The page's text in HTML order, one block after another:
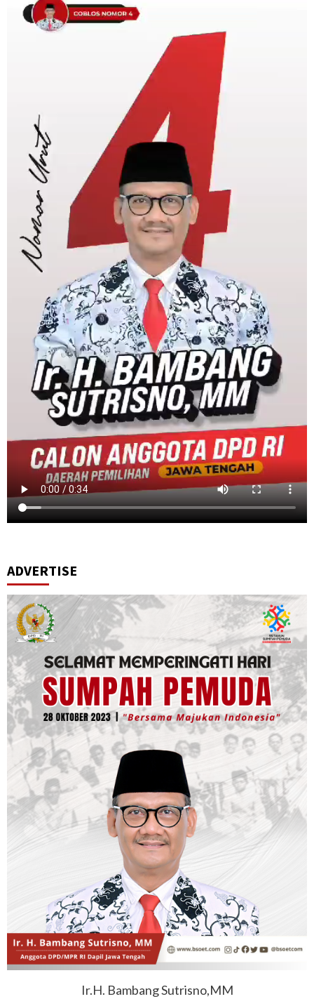
ADVERTISE
Ir.H. Bambang Sutrisno,MM